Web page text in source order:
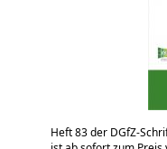
Heft 83 der DGfZ-